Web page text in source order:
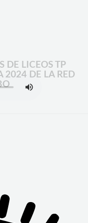
DE LICEOS TP
2024 DE LA RED